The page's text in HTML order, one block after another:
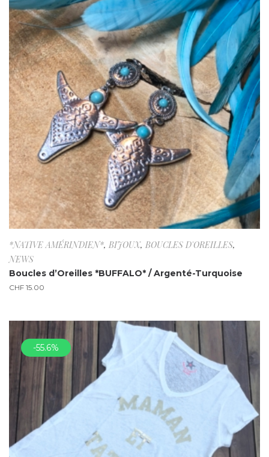
*NATIVE AMÉRINDIEN*, BIJOUX, BOUCLES D'OREILLES,
NEWS
Boucles d’Oreilles *BUFFALO* / Argenté-Turquoise
CHF 15.00
-55.6%